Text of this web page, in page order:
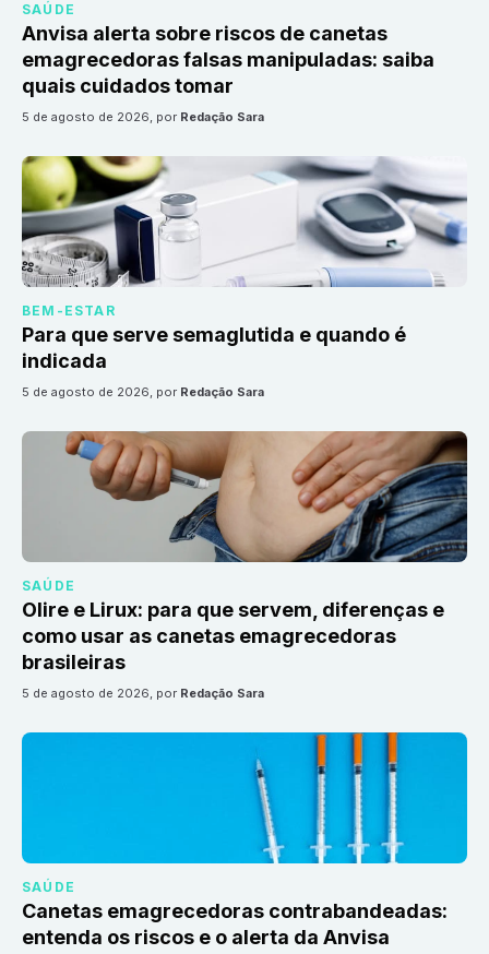
SAÚDE
Anvisa alerta sobre riscos de canetas
emagrecedoras falsas manipuladas: saiba
quais cuidados tomar
5 de agosto de 2026, por Redação Sara
BEM-ESTAR
Para que serve semaglutida e quando é
indicada
5 de agosto de 2026, por Redação Sara
SAÚDE
Olire e Lirux: para que servem, diferenças e
como usar as canetas emagrecedoras
brasileiras
5 de agosto de 2026, por Redação Sara
SAÚDE
Canetas emagrecedoras contrabandeadas:
entenda os riscos e o alerta da Anvisa